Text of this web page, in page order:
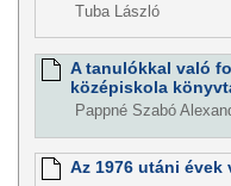
Tuba László
A tanulókkal való
középiskola
Pappné Szabó
Az 1976 utáni